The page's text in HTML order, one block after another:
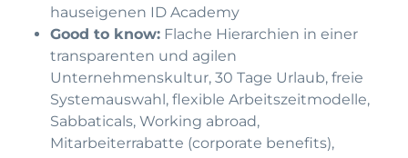
hauseigenen ID Academy
Good to know: Flache Hierarchien in einer
transparenten und agilen
Unternehmenskultur, 30 Tage Urlaub, freie
Systemauswahl, flexible Arbeitszeitmodelle,
Sabbaticals, Working abroad,
Mitarbeiterrabatte (corporate benefits),